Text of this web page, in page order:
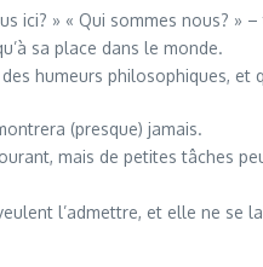
ici? » « Qui sommes nous?
sa place dans le monde.
humeurs philosophiques,
(presque) jamais.
mais de petites tâches
l’admettre, et elle ne